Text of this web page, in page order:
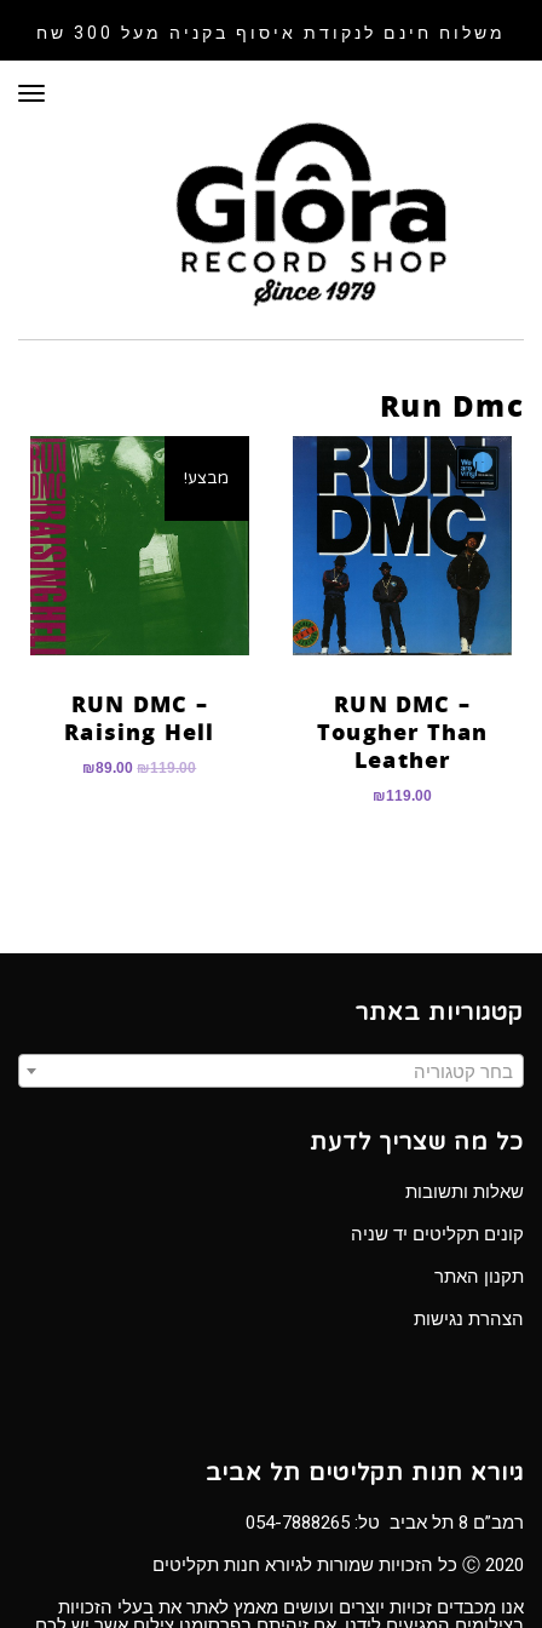
משלוח חינם לנקודת איסוף בקניה מעל 300 שח
Run Dmc
RUN DMC –
Tougher Than
Leather
₪119.00
מבצע!
RUN DMC –
Raising Hell
₪119.00
₪89.00
קטגוריות באתר
בחר קטגוריה
כל מה שצריך לדעת
שאלות ותשובות
קונים תקליטים יד שניה
תקנון האתר
הצהרת נגישות
גיורא חנות תקליטים תל אביב
רמב”ם 8 תל אביב טל:
054-7888265
Ⓒ 2020 כל הזכויות שמורות לגיורא חנות תקליטים
אנו מכבדים זכויות יוצרים ועושים מאמץ לאתר את בעלי הזכויות